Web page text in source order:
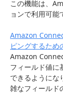
この機能は、
ョンで利用可能
Amazon
ピングするため
Amazon
フィールド値に
できるようにな
雑なフィールド